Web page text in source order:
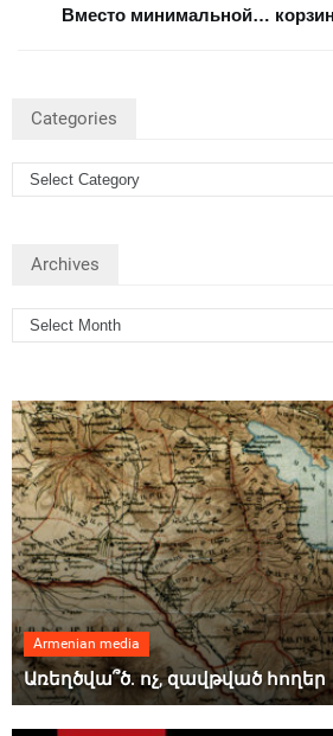
Вместо минимальной…
Categories
Archives
Armenian media
Առեղծվա՞ծ. ոչ, զավթված հողեր